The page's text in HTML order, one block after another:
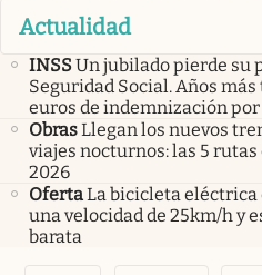
Actualidad
INSSUn jubilado pierde su
Seguridad Social. Años
euros de indemnización por
ObrasLlegan los nuevos
viajes nocturnos: las 5
2026
OfertaLa bicicleta eléctrica
una velocidad de 25km/h y
barata